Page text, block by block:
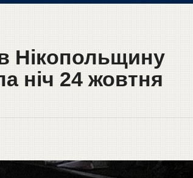
Нікопольщину
ніч 24 жовтня